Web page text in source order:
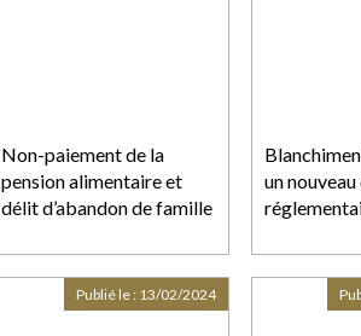
Non-paiement de la
pension alimentaire et
délit d’abandon de famille
un
Publié le : 13/02/2024